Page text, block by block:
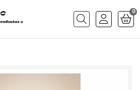
Buscar
0